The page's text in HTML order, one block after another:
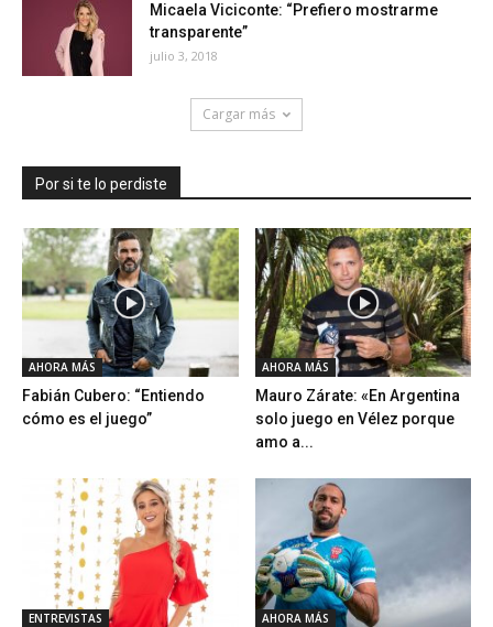
Micaela Viciconte: “Prefiero mostrarme
transparente”
julio 3, 2018
Cargar más
Por si te lo perdiste
AHORA MÁS
Fabián Cubero: “Entiendo
cómo es el juego”
AHORA MÁS
Mauro Zárate: «En Argentina
solo juego en Vélez porque
amo a...
ENTREVISTAS AHORA MÁS